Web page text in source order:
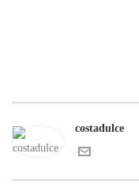
costadulce